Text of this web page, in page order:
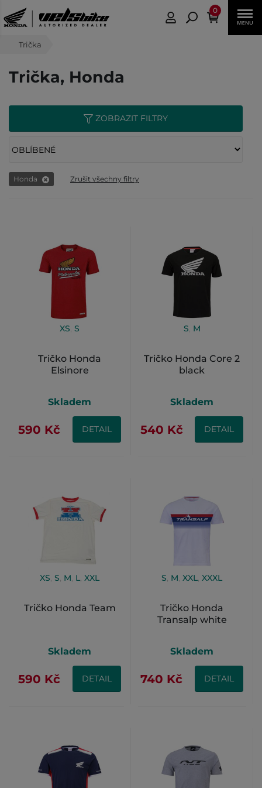
0
Trička
Trička, Honda
ZOBRAZIT FILTRY
Honda Zrušit všechny filtry
XS, S
Tričko Honda
Elsinore
Skladem
590 Kč DETAIL
S, M
Tričko Honda Core 2
black
Skladem
540 Kč DETAIL
XS, S, M, L, XXL
Tričko Honda Team
Skladem
590 Kč DETAIL
S, M, XXL, XXXL
Tričko Honda
Transalp white
Skladem
740 Kč DETAIL